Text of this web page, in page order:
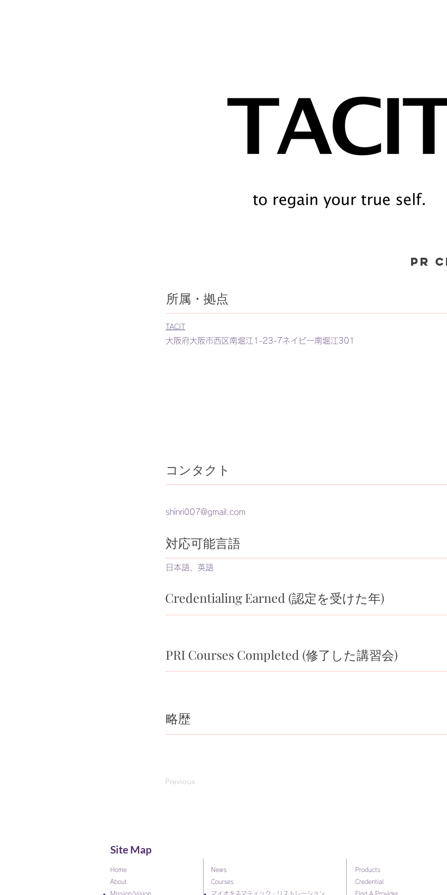
PR
所属・拠点
TACIT
大阪府大阪市西区南堀江1-23-7ネイビー南堀江301
コンタクト
shinri007@gmail.com
​対応可能言語
日本語、英語
Credentialing Earned (認定を受けた年)
PRI Courses Completed (修了した講習会)
​略歴
Previous
Site Map
Home
About
Mission/Vision
News
Courses
マイオキネマティック・リストレーション
Products
Credential
Find A Provider